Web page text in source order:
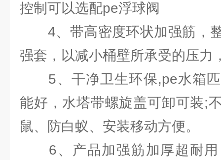
控制可以选配pe浮球阀
4、带高密度环状加强筋，
强套，以减小桶壁所承受的压力
5、干净卫生环保,pe水箱匹
能好，水塔带螺旋盖可卸可装;
鼠、防白蚁、安装移动方便。
6、产品加强筋加厚超耐用